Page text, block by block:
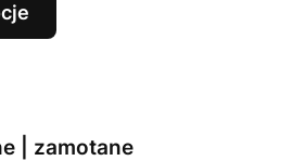
| zamotane